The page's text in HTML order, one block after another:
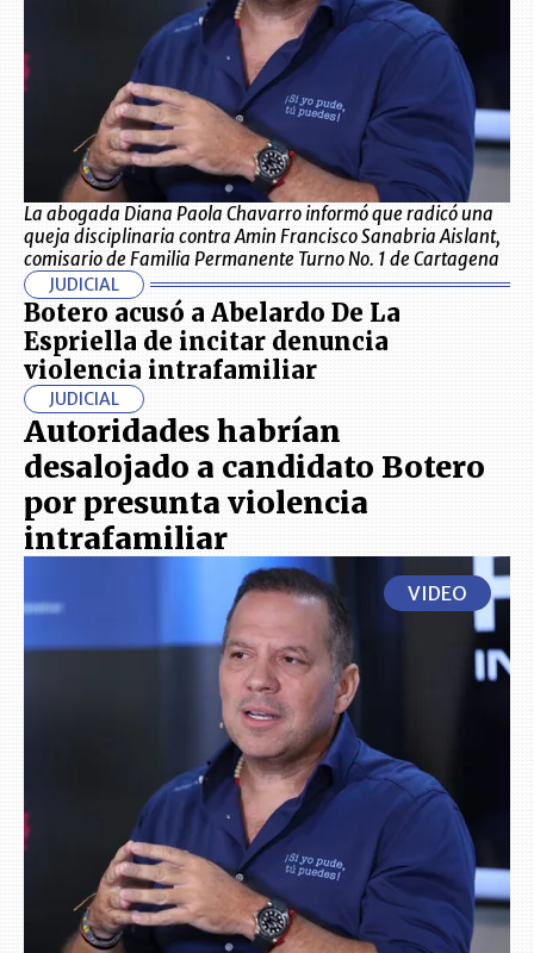
La abogada Diana Paola Chavarro informó que radicó una
queja disciplinaria contra Amin Francisco Sanabria Aislant,
comisario de Familia Permanente Turno No. 1 de Cartagena
JUDICIAL
Botero acusó a Abelardo De La
Espriella de incitar denuncia
violencia intrafamiliar
JUDICIAL
Autoridades habrían
desalojado a candidato Botero
por presunta violencia
intrafamiliar
VIDEO